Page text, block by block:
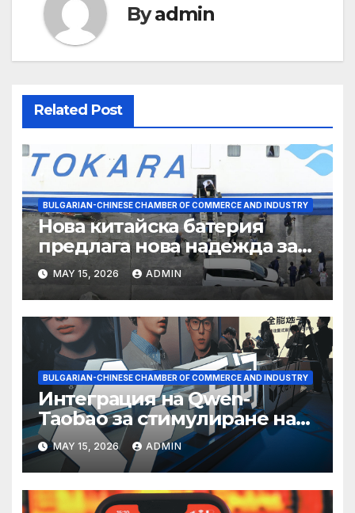
Byadmin
Related Post
BULGARIAN-CHINESE CHAMBER OF COMMERCE AND INDUSTRY
Нова китайска батерия
предлага нова надежда за
съхранение на водород
MAY 15, 2026 ADMIN
BULGARIAN-CHINESE CHAMBER OF COMMERCE AND INDUSTRY
Интеграция на Qwen-
Taobao за стимулиране на
пазаруването 618
MAY 15, 2026 ADMIN